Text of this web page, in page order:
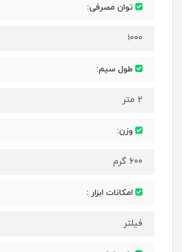
توان مصرفی:
۱۰۰۰
طول سیم:
۲ متر
وزن:
۶۰۰ گرم
امکانات ابزار :
فیلتر